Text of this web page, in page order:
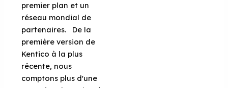
premier plan et un
réseau mondial de
partenaires. De la
première version de
Kentico à la plus
récente, nous
comptons plus d'une